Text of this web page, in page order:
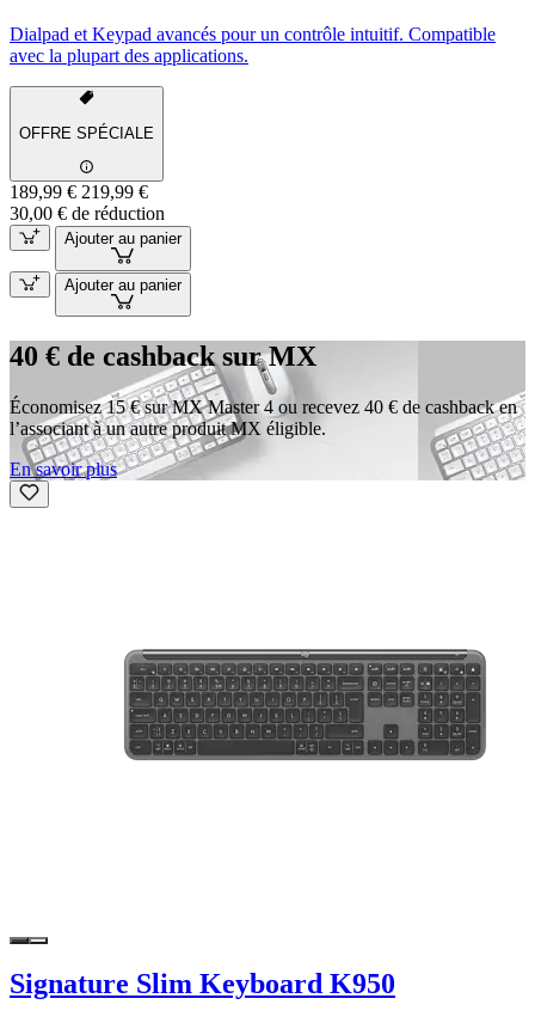
Dialpad et Keypad avancés pour un contrôle intuitif. Compatible
avec la plupart des applications.
OFFRE SPÉCIALE
189,99 € 219,99 €
30,00 € de réduction
Ajouter au panier
Ajouter au panier
40 € de cashback sur MX
Économisez 15 € sur MX Master 4 ou recevez 40 € de cashback en
l’associant à un autre produit MX éligible.
En savoir plus
Signature Slim Keyboard K950